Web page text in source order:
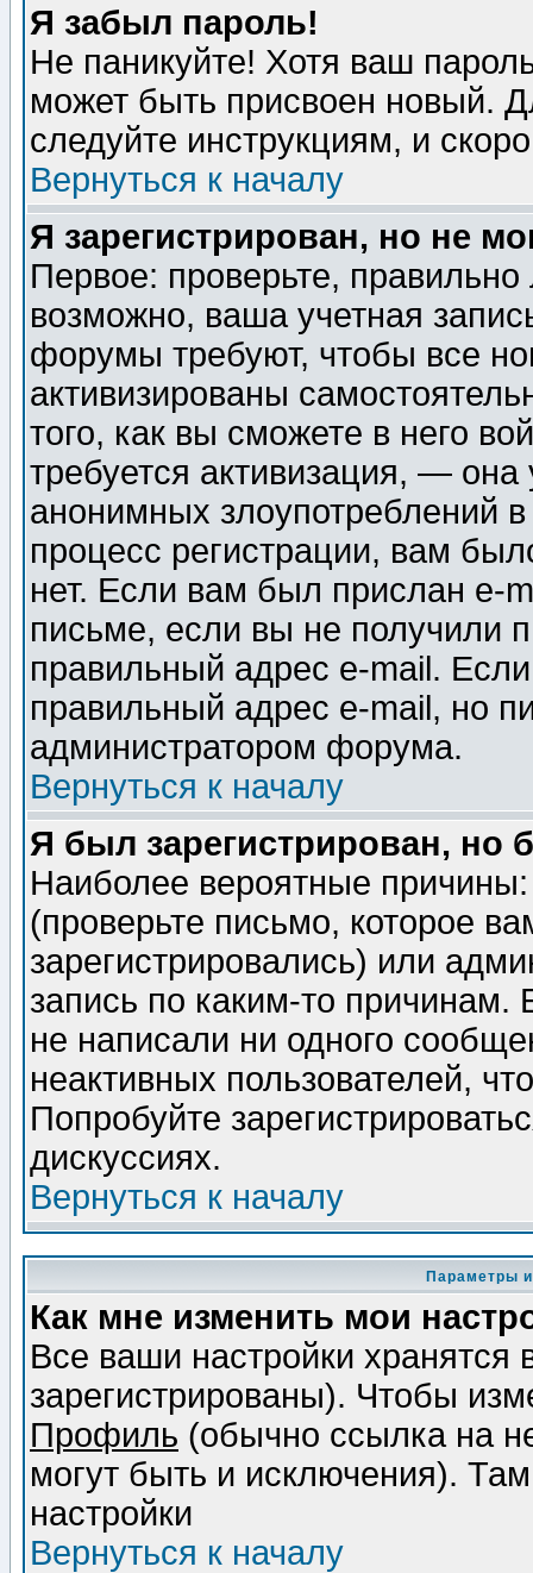
Я забыл пароль!
Не паникуйте! Хотя ваш
может быть присвоен новый.
следуйте инструкциям, и
Вернуться к началу
Я зарегистрирован, но не
Первое: проверьте,
возможно, ваша учетная
форумы требуют, чтобы все
активизированы
того, как вы сможете в него
требуется активизация, —
анонимных злоупотреблений
процесс регистрации, вам
нет. Если вам был прислан e-
письме, если вы не получили
правильный адрес e-mail.
правильный адрес e-mail, но
администратором форума.
Вернуться к началу
Я был зарегистрирован, но
Наиболее вероятные
(проверьте письмо, которое
зарегистрировались) или
запись по каким-то
не написали ни одного
неактивных пользователей,
Попробуйте
дискуссиях.
Вернуться к началу
Параметры
Как мне изменить мои
Все ваши настройки
зарегистрированы). Чтобы
Профиль (обычно ссылка на
могут быть и исключения).
настройки
Вернуться к началу